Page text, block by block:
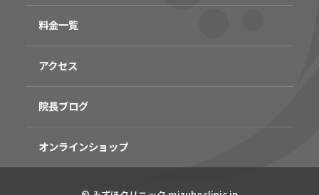
料金一覧
アクセス
院長ブログ
オンラインショップ